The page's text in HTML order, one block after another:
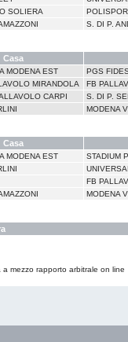
SOLIERA
S. DI P.
Casa
MODENA EST
PGS
MIRANDOLA
FB
CARPI
S. DI P.
MODENA
Casa
MODENA EST
STADIUM
FB
MODENA
mezzo rapporto arbitrale on line